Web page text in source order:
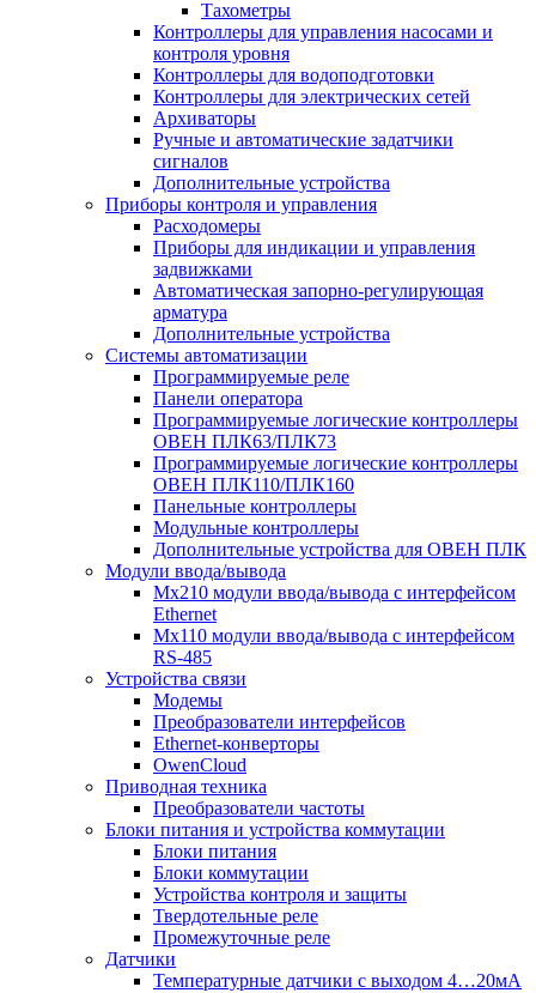
Тахометры
Контроллеры для управления насосами и
контроля уровня
Контроллеры для водоподготовки
Контроллеры для электрических сетей
Архиваторы
Ручные и автоматические задатчики
сигналов
Дополнительные устройства
Приборы контроля и управления
Расходомеры
Приборы для индикации и управления
задвижками
Автоматическая запорно-регулирующая
арматура
Дополнительные устройства
Системы автоматизации
Программируемые реле
Панели оператора
Программируемые логические контроллеры
ОВЕН ПЛК63/ПЛК73
Программируемые логические контроллеры
ОВЕН ПЛК110/ПЛК160
Панельные контроллеры
Модульные контроллеры
Дополнительные устройства для ОВЕН ПЛК
Модули ввода/вывода
Мх210 модули ввода/вывода с интерфейсом
Ethernet
Мх110 модули ввода/вывода с интерфейсом
RS-485
Устройства связи
Модемы
Преобразователи интерфейсов
Ethernet-конверторы
OwenCloud
Приводная техника
Преобразователи частоты
Блоки питания и устройства коммутации
Блоки питания
Блоки коммутации
Устройства контроля и защиты
Твердотельные реле
Промежуточные реле
Датчики
Температурные датчики с выходом 4…20мА